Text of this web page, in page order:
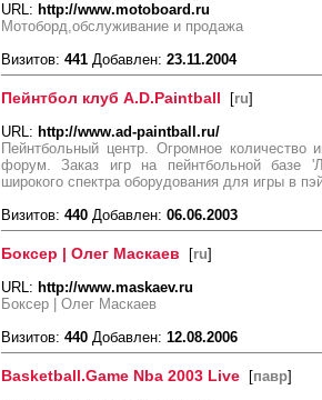
URL: http://www.motoboard.ru
Мотоборд,обслуживание и продажа
Визитов: 441 Добавлен: 23.11.2004
Пейнтбол клуб A.D.Paintball [ru]
URL: http://www.ad-paintball.ru/
Пейнтбольный центр. Огромное количество
форум. Заказ игр на пейнтбольной базе
широкого спектра оборудования для игры в
Визитов: 440 Добавлен: 06.06.2003
Боксер | Олег Маскаев [ru]
URL: http://www.maskaev.ru
Боксер | Олег Маскаев
Визитов: 440 Добавлен: 12.08.2006
Basketball.Game Nba 2003 Live [павр]